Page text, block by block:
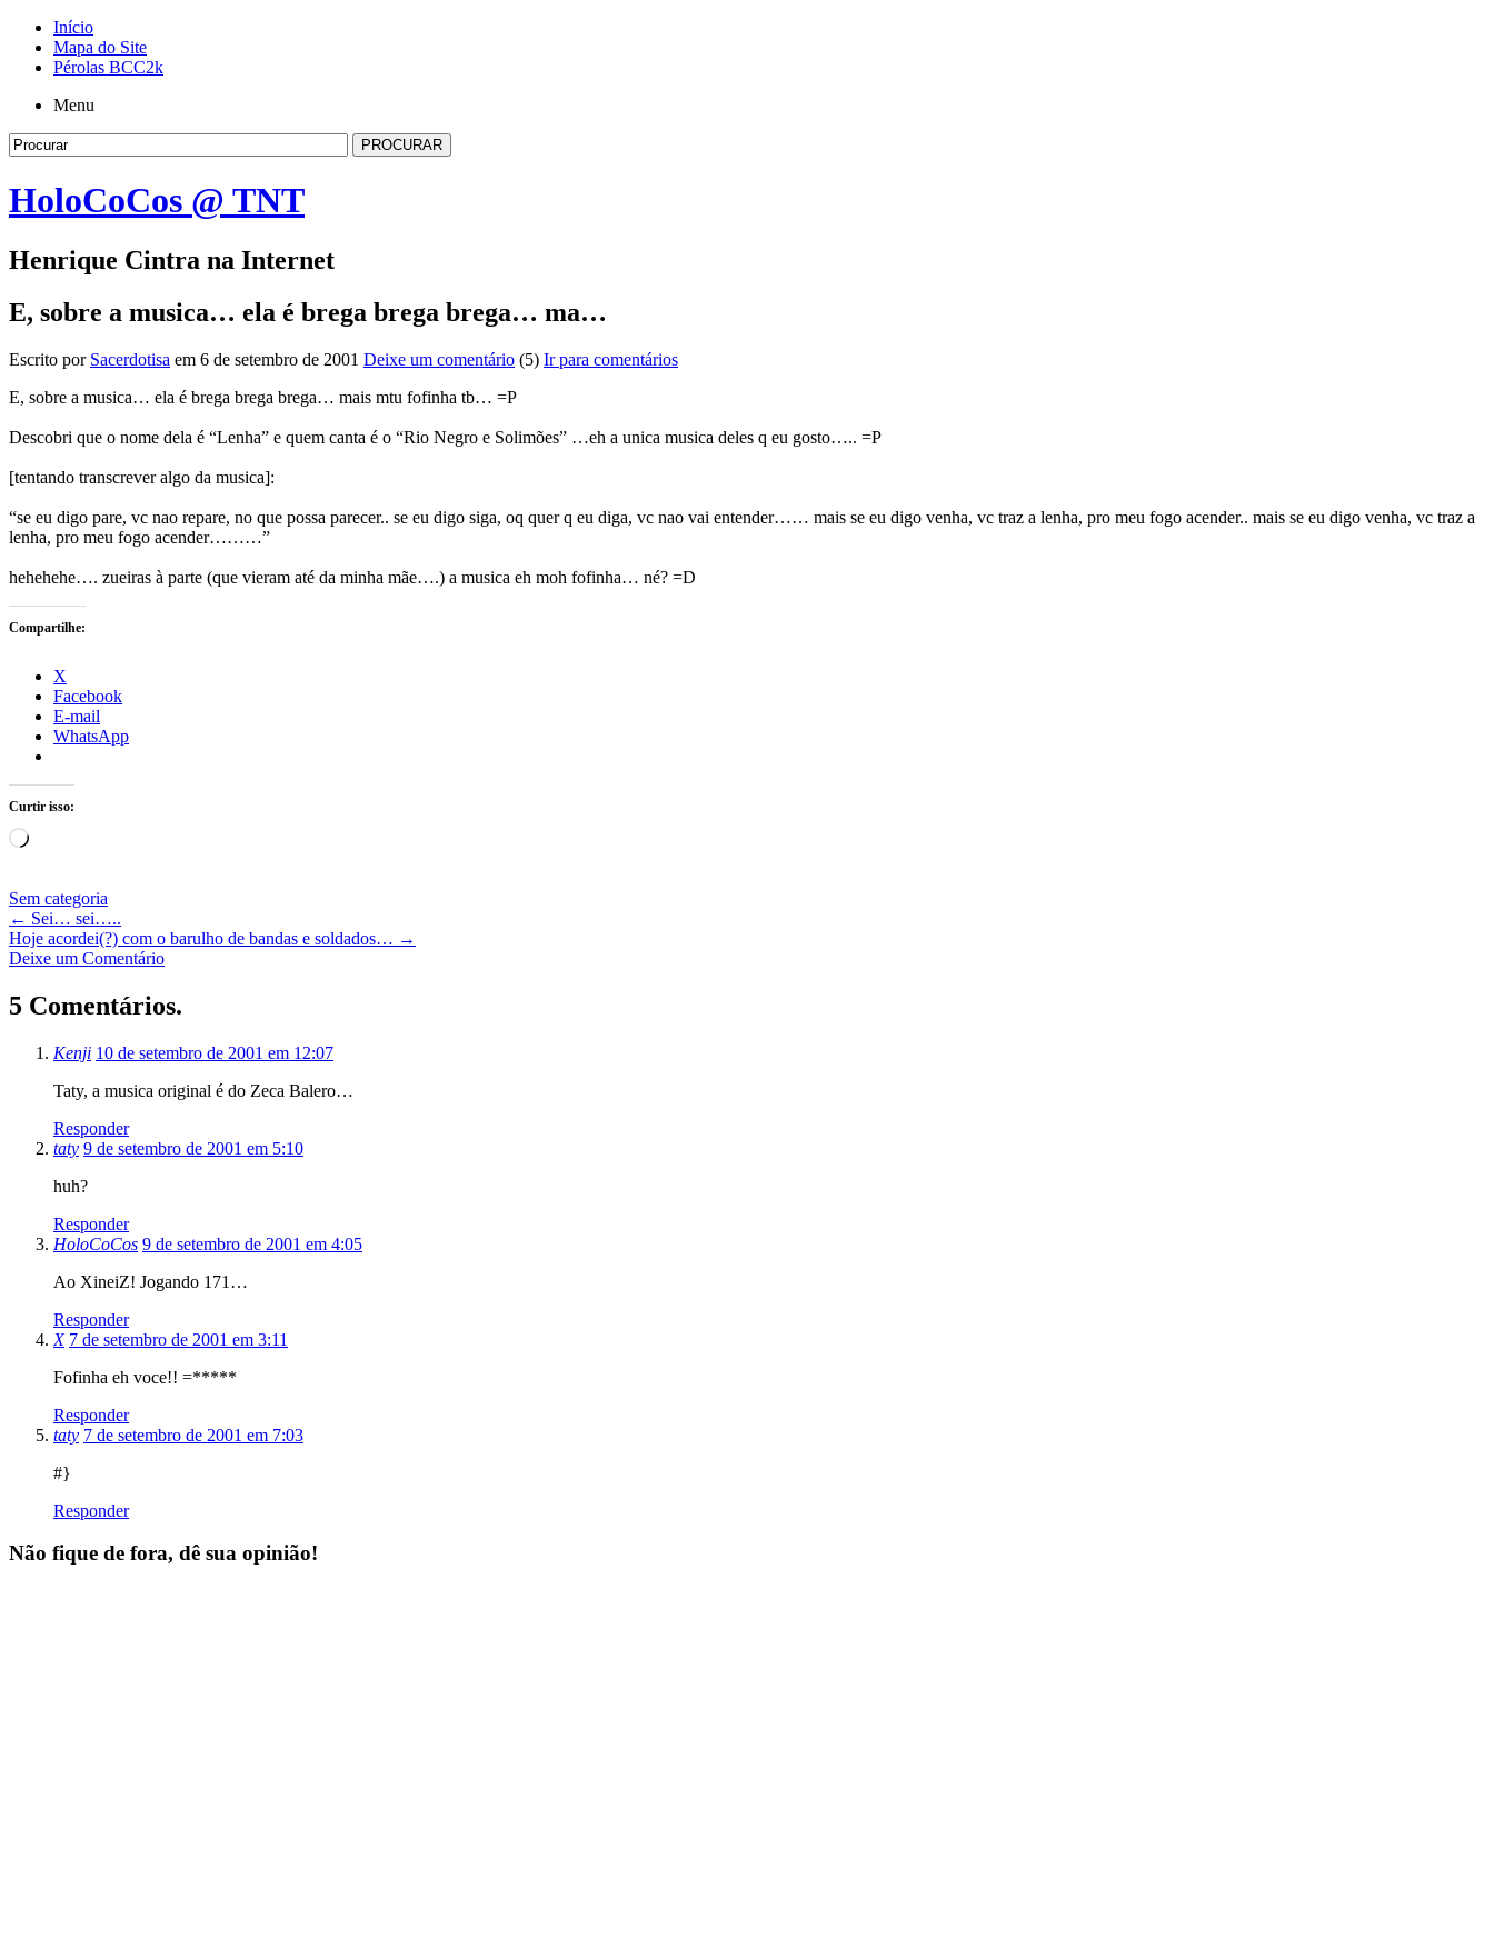
Início
Mapa do Site
Pérolas BCC2k
Menu
HoloCoCos @ TNT
Henrique Cintra na Internet
E, sobre a musica… ela é brega brega brega… ma…
Escrito por Sacerdotisa em 6 de setembro de 2001 Deixe um comentário (5) Ir para comentários
E, sobre a musica… ela é brega brega brega… mais mtu fofinha tb… =P
Descobri que o nome dela é “Lenha” e quem canta é o “Rio Negro e Solimões” …eh a unica musica deles q eu gosto….. =P
[tentando transcrever algo da musica]:
“se eu digo pare, vc nao repare, no que possa parecer.. se eu digo siga, oq quer q eu diga, vc nao vai entender…… mais se eu digo venha, vc traz a lenha, pro meu fogo acender.. mais se eu digo venha, vc traz a
lenha, pro meu fogo acender………”
hehehehe…. zueiras à parte (que vieram até da minha mãe….) a musica eh moh fofinha… né? =D
Compartilhe:
X
Facebook
E-mail
WhatsApp
Curtir isso:
Carregando...
Sem categoria
← Sei… sei…..
Hoje acordei(?) com o barulho de bandas e soldados… →
Deixe um Comentário
5 Comentários.
Kenji 10 de setembro de 2001 em 12:07
Taty, a musica original é do Zeca Balero…
Responder
taty 9 de setembro de 2001 em 5:10
huh?
Responder
HoloCoCos 9 de setembro de 2001 em 4:05
Ao XineiZ! Jogando 171…
Responder
X 7 de setembro de 2001 em 3:11
Fofinha eh voce!! =*****
Responder
taty 7 de setembro de 2001 em 7:03
#}
Responder
Não fique de fora, dê sua opinião!